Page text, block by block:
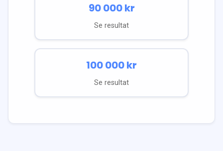
90 000kr
Se resultat
100 000kr
Se resultat